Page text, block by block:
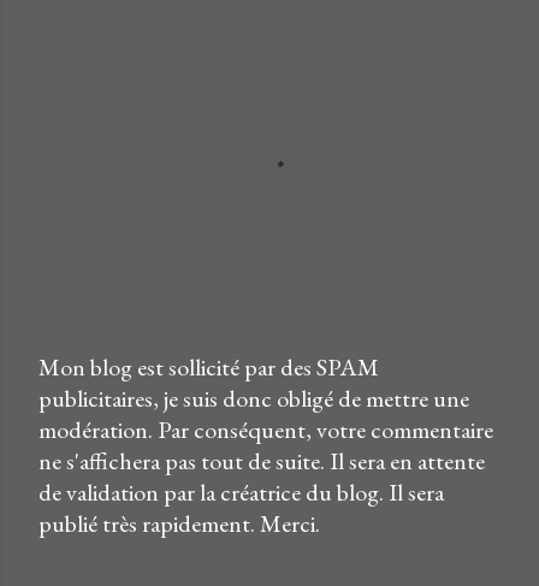
E
n
r
e
g
i
Mon blog est sollicité par des SPAM
publicitaires, je suis donc obligé de mettre une
modération. Par conséquent, votre commentaire
ne s'affichera pas tout de suite. Il sera en attente
de validation par la créatrice du blog. Il sera
publié très rapidement. Merci.